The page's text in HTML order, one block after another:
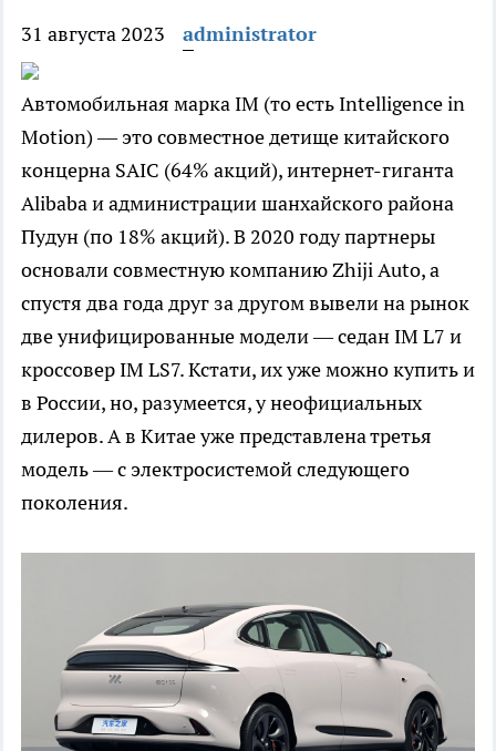
31 августа 2023 administrator
Автомобильная марка IM (то есть Intelligence in
Motion) — это совместное детище китайского
концерна SAIC (64% акций), интернет-гиганта
Alibaba и администрации шанхайского района
Пудун (по 18% акций). В 2020 году партнеры
основали совместную компанию Zhiji Auto, а
спустя два года друг за другом вывели на рынок
две унифицированные модели — седан IM L7 и
кроссовер IM LS7. Кстати, их уже можно купить и
в России, но, разумеется, у неофициальных
дилеров. А в Китае уже представлена третья
модель — с электросистемой следующего
поколения.